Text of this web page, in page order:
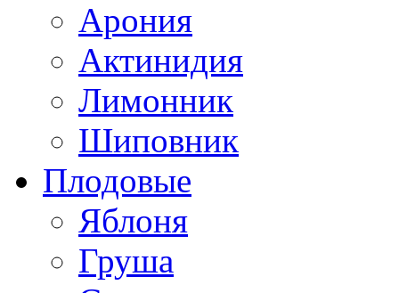
Арония
Актинидия
Лимонник
Шиповник
Плодовые
Яблоня
Груша